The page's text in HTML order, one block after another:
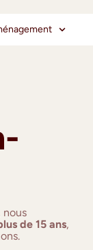
nous
de 15 ans,